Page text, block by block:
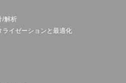
/解析
イゼーションと最適化